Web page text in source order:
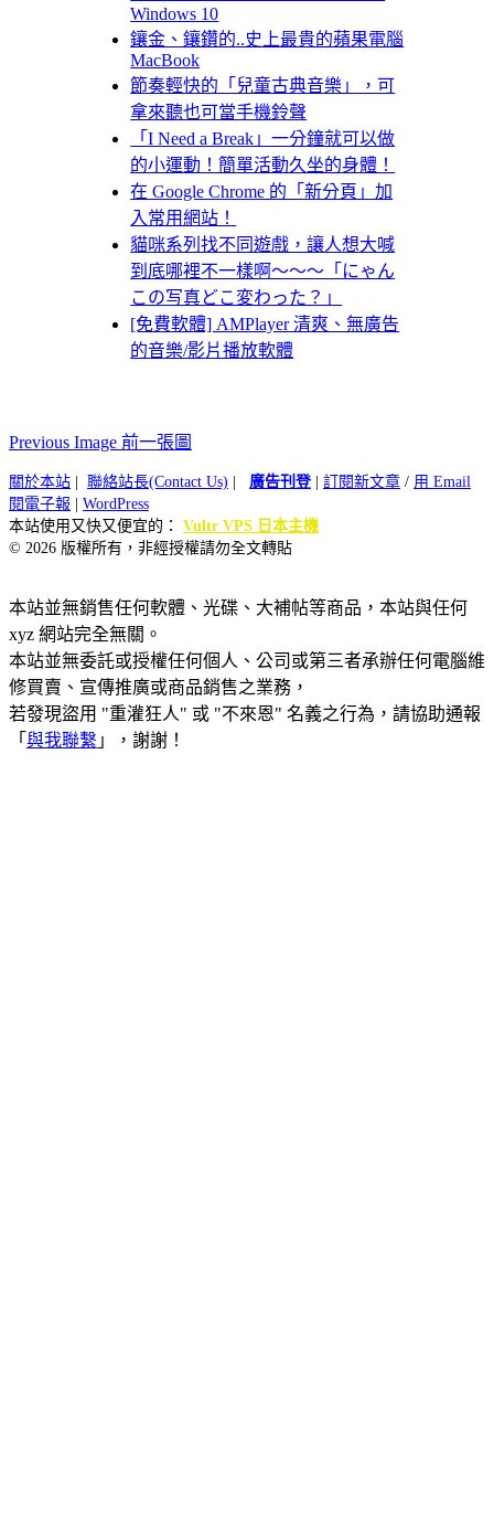
Windows 10
鑲金、鑲鑽的..史上最貴的蘋果電腦
MacBook
節奏輕快的「兒童古典音樂」，可
拿來聽也可當手機鈴聲
「I Need a Break」一分鐘就可以做
的小運動！簡單活動久坐的身體！
在 Google Chrome 的「新分頁」加
入常用網站！
貓咪系列找不同遊戲，讓人想大喊
到底哪裡不一樣啊～～～「にゃん
この写真どこ変わった？」
[免費軟體] AMPlayer 清爽、無廣告
的音樂/影片播放軟體
Previous Image 前一張圖
關於本站 聯絡站長(Contact Us) 廣告刊登| 訂閱新文章 / 用 Email
閱電子報
WordPress
本站使用又快又便宜的： Vultr VPS 日本主機
© 2026 版權所有，非經授權請勿全文轉貼
本站並無銷售任何軟體、光碟、大補帖等商品，本站與任何
xyz 網站完全無關。
本站並無委託或授權任何個人、公司或第三者承辦任何電腦維
修買賣、宣傳推廣或商品銷售之業務，
若發現盜用 "重灌狂人" 或 "不來恩" 名義之行為，請協助通報
「 與我聯繫 」，謝謝！